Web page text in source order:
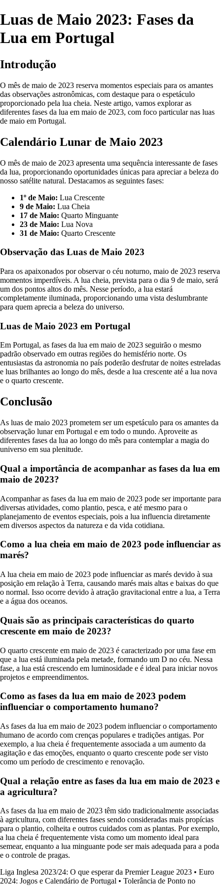
Luas de Maio 2023: Fases da
Lua em Portugal
Introdução
O mês de maio de 2023 reserva momentos especiais para os amantes
das observações astronômicas, com destaque para o espetáculo
proporcionado pela lua cheia. Neste artigo, vamos explorar as
diferentes fases da lua em maio de 2023, com foco particular nas luas
de maio em Portugal.
Calendário Lunar de Maio 2023
O mês de maio de 2023 apresenta uma sequência interessante de fases
da lua, proporcionando oportunidades únicas para apreciar a beleza do
nosso satélite natural. Destacamos as seguintes fases:
1º de Maio: Lua Crescente
9 de Maio: Lua Cheia
17 de Maio: Quarto Minguante
23 de Maio: Lua Nova
31 de Maio: Quarto Crescente
Observação das Luas de Maio 2023
Para os apaixonados por observar o céu noturno, maio de 2023 reserva
momentos imperdíveis. A lua cheia, prevista para o dia 9 de maio, será
um dos pontos altos do mês. Nesse período, a lua estará
completamente iluminada, proporcionando uma vista deslumbrante
para quem aprecia a beleza do universo.
Luas de Maio 2023 em Portugal
Em Portugal, as fases da lua em maio de 2023 seguirão o mesmo
padrão observado em outras regiões do hemisfério norte. Os
entusiastas da astronomia no país poderão desfrutar de noites estreladas
e luas brilhantes ao longo do mês, desde a lua crescente até a lua nova
e o quarto crescente.
Conclusão
As luas de maio 2023 prometem ser um espetáculo para os amantes da
observação lunar em Portugal e em todo o mundo. Aproveite as
diferentes fases da lua ao longo do mês para contemplar a magia do
universo em sua plenitude.
Qual a importância de acompanhar as fases da lua em
maio de 2023?
Acompanhar as fases da lua em maio de 2023 pode ser importante para
diversas atividades, como plantio, pesca, e até mesmo para o
planejamento de eventos especiais, pois a lua influencia diretamente
em diversos aspectos da natureza e da vida cotidiana.
Como a lua cheia em maio de 2023 pode influenciar as
marés?
A lua cheia em maio de 2023 pode influenciar as marés devido à sua
posição em relação à Terra, causando marés mais altas e baixas do que
o normal. Isso ocorre devido à atração gravitacional entre a lua, a Terra
e a água dos oceanos.
Quais são as principais características do quarto
crescente em maio de 2023?
O quarto crescente em maio de 2023 é caracterizado por uma fase em
que a lua está iluminada pela metade, formando um D no céu. Nessa
fase, a lua está crescendo em luminosidade e é ideal para iniciar novos
projetos e empreendimentos.
Como as fases da lua em maio de 2023 podem
influenciar o comportamento humano?
As fases da lua em maio de 2023 podem influenciar o comportamento
humano de acordo com crenças populares e tradições antigas. Por
exemplo, a lua cheia é frequentemente associada a um aumento da
agitação e das emoções, enquanto o quarto crescente pode ser visto
como um período de crescimento e renovação.
Qual a relação entre as fases da lua em maio de 2023 e
a agricultura?
As fases da lua em maio de 2023 têm sido tradicionalmente associadas
à agricultura, com diferentes fases sendo consideradas mais propícias
para o plantio, colheita e outros cuidados com as plantas. Por exemplo,
a lua cheia é frequentemente vista como um momento ideal para
semear, enquanto a lua minguante pode ser mais adequada para a poda
e o controle de pragas.
Liga Inglesa 2023/24: O que esperar da Premier League 2023 • Euro
2024: Jogos e Calendário de Portugal • Tolerância de Ponto no